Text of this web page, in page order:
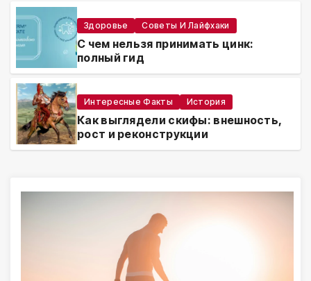
Здоровье Советы И Лайфхаки
С чем нельзя принимать цинк:
полный гид
Интересные Факты История
Как выглядели скифы: внешность,
рост и реконструкции